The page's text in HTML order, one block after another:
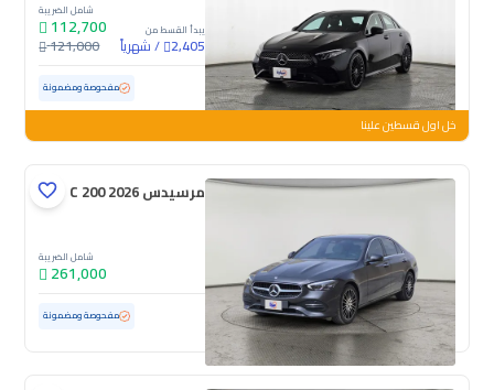
يبدأ القسط من
2,405
/شهرياً
شامل الضريبة
112,700
121,000
مستعملة 97,387 كم مفحوصة ومضمونة
خل اول قسطين علينا
مرسيدس C 200 2026
شامل الضريبة
261,000
مستعملة 18,215 كم ممشى قليل مفحوصة ومضمونة